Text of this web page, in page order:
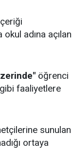
adına açılan
öğrenci
faaliyetlere
sunulan
ortaya